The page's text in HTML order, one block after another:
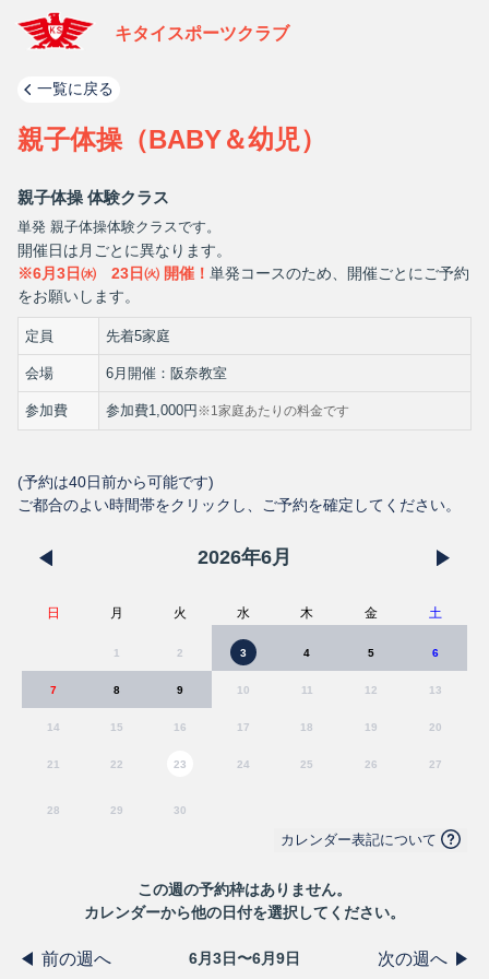
キタイスポーツクラブ
一覧に戻る
親子体操（BABY＆幼児）
親子体操 体験クラス
単発 親子体操体験クラスです。
開催日は月ごとに異なります。
※6月3日㈬ 23日㈫ 開催！ 単発コースのため、開催ごとにご予約
をお願いします。
定員 先着5家庭
会場 6月開催：阪奈教室
参加費 参加費1,000円 ※1家庭あたりの料金です
(予約は40日前から可能です)
ご都合のよい時間帯をクリックし、ご予約を確定してください。
2026年6月
日 月 火 水 木 金 土
1 2 3 4 5 6
7 8 9 10 11 12 13
14 15 16 17 18 19 20
21 22 23 24 25 26 27
28 29 30
カレンダー表記について
この週の予約枠はありません。
カレンダーから他の日付を選択してください。
前の週へ 6月3日〜6月9日 次の週へ